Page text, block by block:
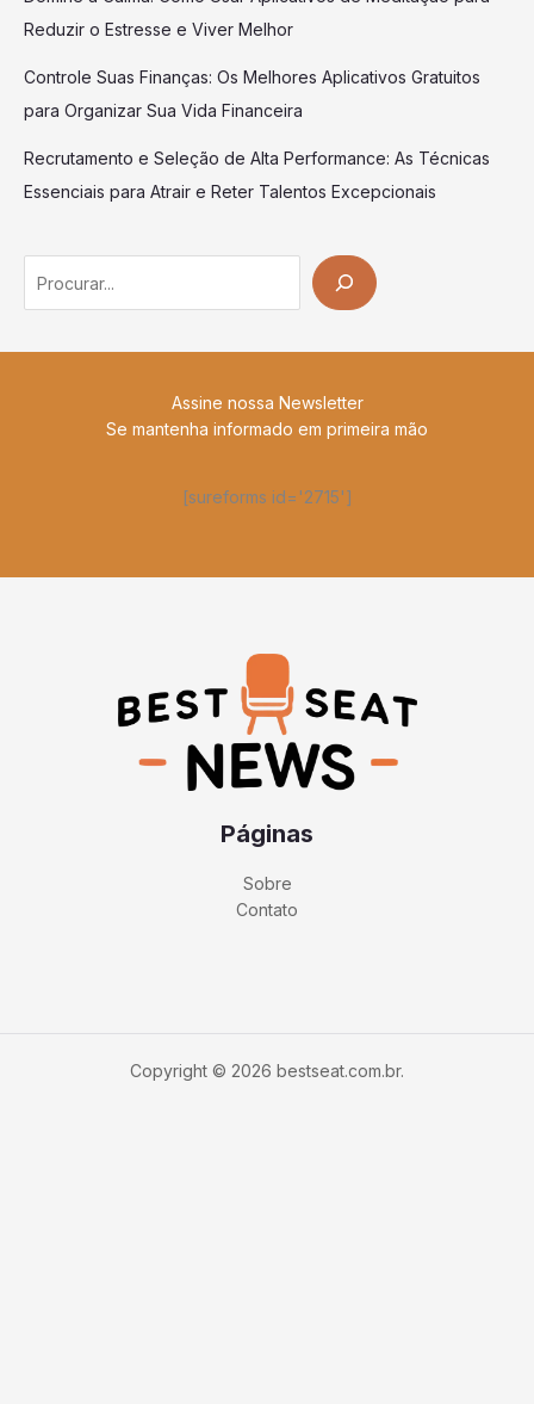
Reduzir o Estresse e Viver Melhor
Controle Suas Finanças: Os Melhores Aplicativos Gratuitos
para Organizar Sua Vida Financeira
Recrutamento e Seleção de Alta Performance: As Técnicas
Essenciais para Atrair e Reter Talentos Excepcionais
Assine nossa Newsletter
Se mantenha informado em primeira mão
[sureforms id='2715']
Páginas
Sobre
Contato
Copyright © 2026 bestseat.com.br.